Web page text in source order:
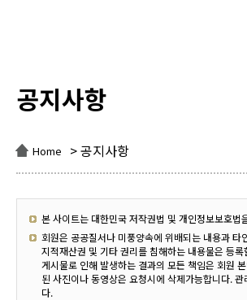
공지사항
Home > 공지사항
본 사이트는 대한민국 저작권법 및 개인정보보호법
회원은 공공질서나 미풍양속에 위배되는 내용과 타
지적재산권 및 기타 권리를 침해하는 내용물은 등
게시물로 인해 발생하는 결과의 모든 책임은 회원
된 사진이나 동영상은 요청시에 삭제가능합니다. 관
다.